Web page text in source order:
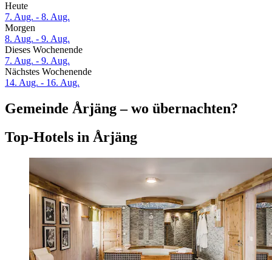
Heute
7. Aug. - 8. Aug.
Morgen
8. Aug. - 9. Aug.
Dieses Wochenende
7. Aug. - 9. Aug.
Nächstes Wochenende
14. Aug. - 16. Aug.
Gemeinde Årjäng – wo übernachten?
Top-Hotels in Årjäng